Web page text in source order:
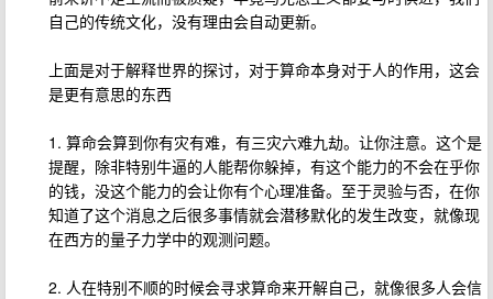
自己的传统文化，没有理由会自动更新。
上面是对于解释世界的探讨，对于算命本身对于人的作用，这会
是更有意思的东西
1. 算命会算到你有灾有难，有三灾六难九劫。让你注意。这个是
提醒，除非特别牛逼的人能帮你躲掉，有这个能力的不会在乎你
的钱，没这个能力的会让你有个心理准备。至于灵验与否，在你
知道了这个消息之后很多事情就会潜移默化的发生改变，就像现
在西方的量子力学中的观测问题。
2. 人在特别不顺的时候会寻求算命来开解自己，就像很多人会信